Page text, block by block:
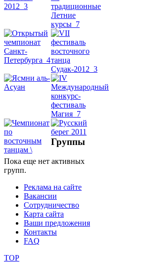
живота
Группы
Пока еще нет активных
групп.
Реклама на сайте
Вакансии
Сотрудничество
Карта сайта
Ваши предложения
Контакты
FAQ
TOP